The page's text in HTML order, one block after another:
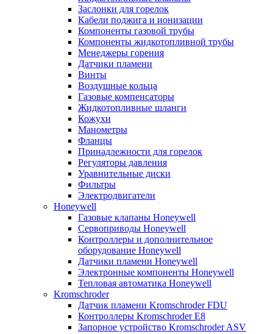
Заслонки для горелок
Кабели поджига и ионизации
Компоненты газовой трубы
Компоненты жидкотопливной трубы
Менеджеры горения
Датчики пламени
Винты
Воздушные кольца
Газовые компенсаторы
Жидкотопливные шланги
Кожухи
Манометры
Фланцы
Принадлежности для горелок
Регуляторы давления
Уравнительные диски
Фильтры
Электродвигатели
Honeywell
Газовые клапаны Honeywell
Сервоприводы Honeywell
Контроллеры и дополнительное
оборудование Honeywell
Датчики пламени Honeywell
Электронные компоненты Honeywell
Тепловая автоматика Honeywell
Kromschroder
Датчик пламени Kromschroder FDU
Контроллеры Kromschroder E8
Запорное устройство Kromschroder ASV